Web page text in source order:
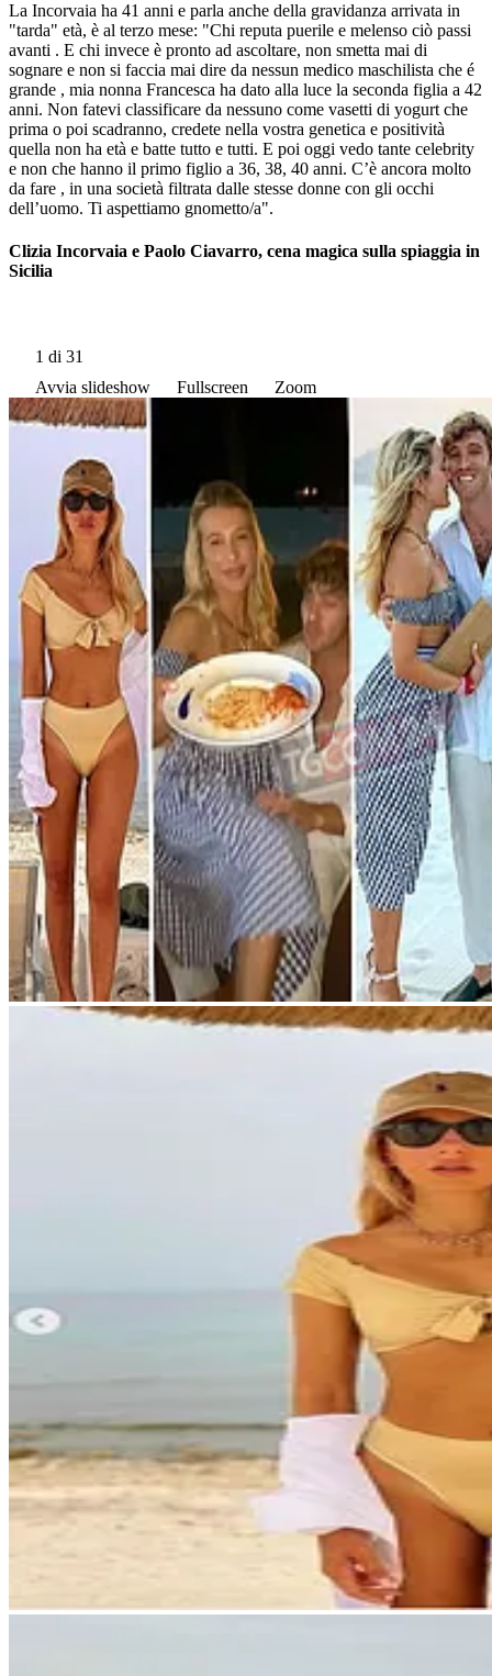
La Incorvaia ha 41 anni e parla anche della gravidanza arrivata in
"tarda" età, è al terzo mese: "Chi reputa puerile e melenso ciò passi
avanti . E chi invece è pronto ad ascoltare, non smetta mai di
sognare e non si faccia mai dire da nessun medico maschilista che é
grande , mia nonna Francesca ha dato alla luce la seconda figlia a 42
anni. Non fatevi classificare da nessuno come vasetti di yogurt che
prima o poi scadranno, credete nella vostra genetica e positività
quella non ha età e batte tutto e tutti. E poi oggi vedo tante celebrity
e non che hanno il primo figlio a 36, 38, 40 anni. C’è ancora molto
da fare , in una società filtrata dalle stesse donne con gli occhi
dell’uomo. Ti aspettiamo gnometto/a".
Clizia Incorvaia e Paolo Ciavarro, cena magica sulla spiaggia in
Sicilia
1 di 31
Avvia slideshow
Fullscreen Zoom